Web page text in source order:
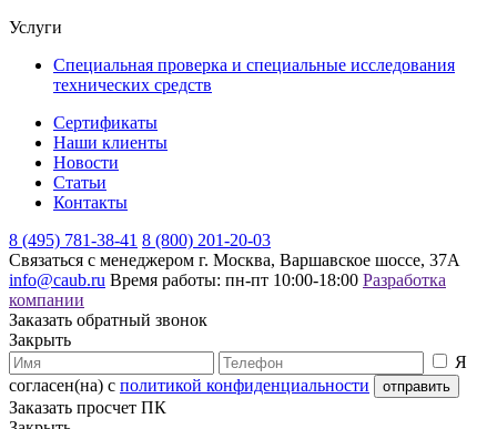
Услуги
Специальная проверка и специальные исследования
технических средств
Сертификаты
Наши клиенты
Новости
Статьи
Контакты
8 (495) 781-38-41 8 (800) 201-20-03
Связаться с менеджером г. Москва, Варшавское шоссе, 37А
info@caub.ru Время работы: пн-пт 10:00-18:00 Разработка
компании
Заказать обратный звонок
Закрыть
Я
согласен(на) с политикой конфиденциальности
Заказать просчет ПК